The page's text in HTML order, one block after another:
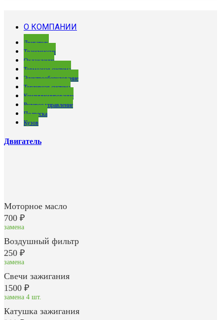
О КОМПАНИИ
Двигатель
Трансмиссия
Охлаждение
Тормозная система
Электрооборудование
Топливная система
Кондиционирование
Рулевое управление
Подвеска
Кузов
Двигатель
Моторное масло
700 ₽
замена
Воздушный фильтр
250 ₽
замена
Свечи зажигания
1500 ₽
замена 4 шт.
Катушка зажигания